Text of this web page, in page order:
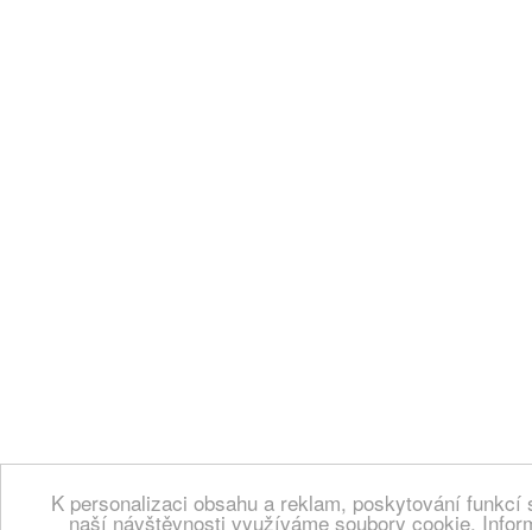
K personalizaci obsahu a reklam, poskytování
naší návštěvnosti využíváme soubory cookie.